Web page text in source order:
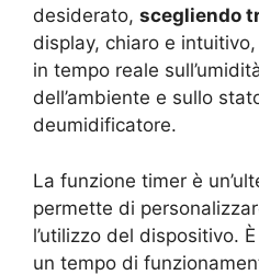
desiderato, scegliendo
display, chiaro e
in tempo reale
dell’ambiente e sullo
deumidificatore.
La funzione timer è
permette di
l’utilizzo del dispositivo.
un tempo di